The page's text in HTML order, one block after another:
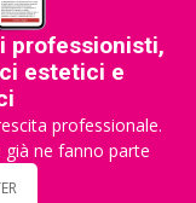
professionisti,
estetici e
professionale.
ne fanno parte